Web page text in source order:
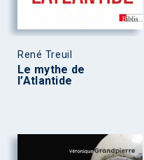
René Treuil
Le mythe de
l’Atlantide